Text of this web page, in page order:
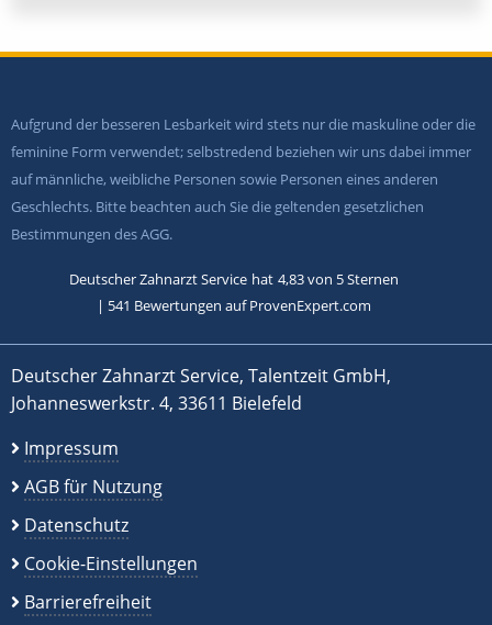
Aufgrund der besseren Lesbarkeit wird stets nur die maskuline oder die
feminine Form verwendet; selbstredend beziehen wir uns dabei immer
auf männliche, weibliche Personen sowie Personen eines anderen
Geschlechts. Bitte beachten auch Sie die geltenden gesetzlichen
Bestimmungen des AGG.
Deutscher Zahnarzt Service hat 4,83von 5Sternen
| 541 Bewertungen auf ProvenExpert.com
Deutscher Zahnarzt Service, Talentzeit GmbH,
Johanneswerkstr. 4, 33611 Bielefeld
Impressum
AGB für Nutzung
Datenschutz
Cookie-Einstellungen
Barrierefreiheit